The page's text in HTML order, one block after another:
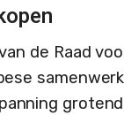
de Raad